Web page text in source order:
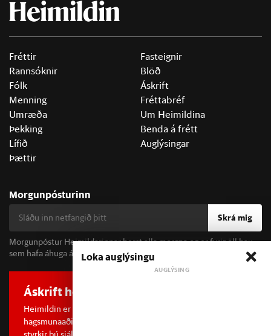
Fréttir
Rannsóknir
Fólk
Menning
Umræða
Þekking
Lífið
Þættir
Fasteignir
Blöð
Áskrift
Fréttabréf
Um Heimildina
Benda á frétt
Auglýsingar
Morgunpósturinn
Skrá mig
Morgunpóstur Heimildarinnar berst alla morgna og er fyrir öll þau
sem hafa áhuga á fréttum og þjóðfélagsumræðu.
Áskrift hefur áhrif
Heimildin er í dreifðu eignarhaldi og óháð
hagsmunaaðilum. Með því að kaupa áskrift að Heimildinni
Loka auglýsingu